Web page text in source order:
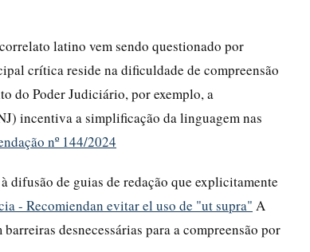
latino vem sendo questionado por
crítica reside na dificuldade de compreensão
do Poder Judiciário, por exemplo, a
incentiva a simplificação da linguagem nas
nº 144/2024
difusão de guias de redação que explicitamente
- Recomiendan evitar el uso de "ut supra" A
desnecessárias para a compreensão por